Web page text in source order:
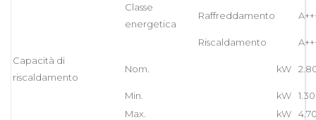
Classe
energetica
Raffreddamento
Riscaldamento
Capacità di
riscaldamento
Nom. kW
Min. kW
1.30
Max.
kW